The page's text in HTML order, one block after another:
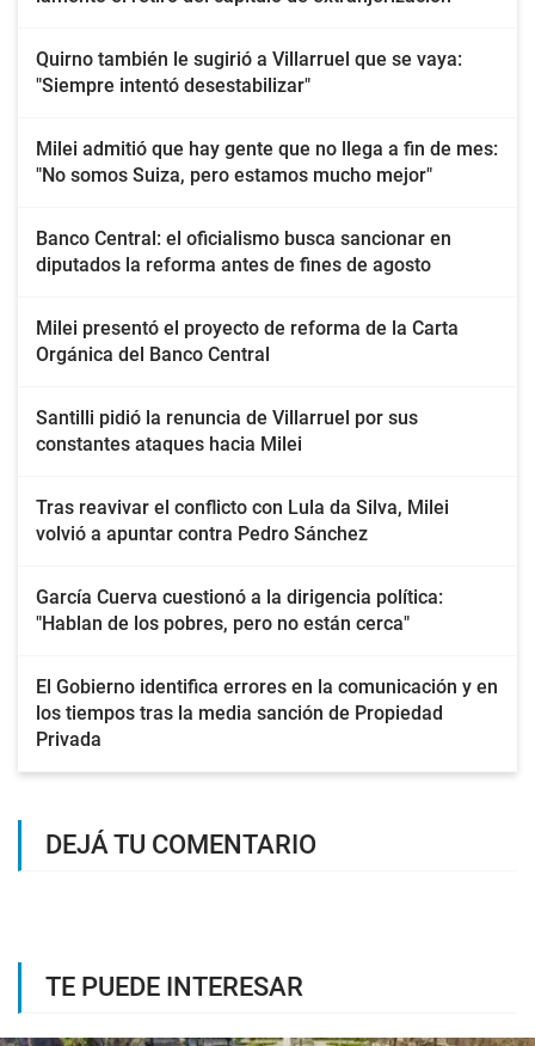
Quirno también le sugirió a Villarruel que se vaya:
"Siempre intentó desestabilizar"
Milei admitió que hay gente que no llega a fin de mes:
"No somos Suiza, pero estamos mucho mejor"
Banco Central: el oficialismo busca sancionar en
diputados la reforma antes de fines de agosto
Milei presentó el proyecto de reforma de la Carta
Orgánica del Banco Central
Santilli pidió la renuncia de Villarruel por sus
constantes ataques hacia Milei
Tras reavivar el conflicto con Lula da Silva, Milei
volvió a apuntar contra Pedro Sánchez
García Cuerva cuestionó a la dirigencia política:
"Hablan de los pobres, pero no están cerca"
El Gobierno identifica errores en la comunicación y en
los tiempos tras la media sanción de Propiedad
Privada
DEJÁ TU COMENTARIO
TE PUEDE INTERESAR